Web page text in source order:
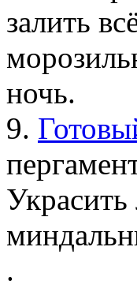
залить
ночь.
9.
.